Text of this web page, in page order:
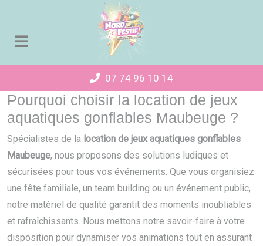
07 74 96 10 14
Pourquoi choisir la location de jeux
aquatiques gonflables Maubeuge ?
Spécialistes de la location de jeux aquatiques gonflables
Maubeuge, nous proposons des solutions ludiques et
sécurisées pour tous vos événements. Que vous organisiez
une fête familiale, un team building ou un événement public,
notre matériel de qualité garantit des moments inoubliables
et rafraîchissants. Nous mettons notre savoir-faire à votre
disposition pour dynamiser vos animations tout en assurant
Panneau de gestion des cookies